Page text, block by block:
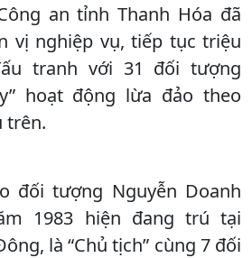
an tỉnh Thanh Hóa đã
vị nghiệp vụ, tiếp tục triệu
tranh với 31 đối tượng
hoạt động lừa đảo theo
trên.
đối tượng Nguyễn Doanh
1983 hiện đang trú tại
là “Chủ tịch” cùng 7 đối